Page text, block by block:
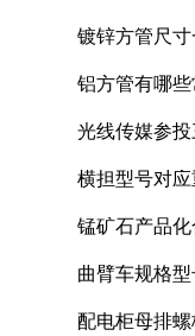
镀锌方管尺
铝方管有哪
光线传媒参
横担型号对
锰矿石产品
曲臂车规格
配电柜母排